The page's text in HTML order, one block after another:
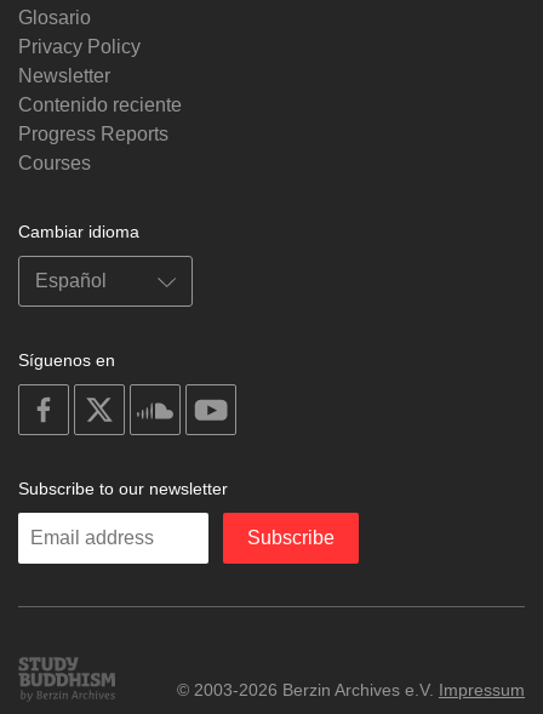
Glosario
Privacy Policy
Newsletter
Contenido reciente
Progress Reports
Courses
Cambiar idioma
Síguenos en
on
facebook
soundcloud
Subscribe to our newsletter
Enter
Subscribe
Study
Buddhism
© 2003-2026 Berzin Archives e.V. Impressum